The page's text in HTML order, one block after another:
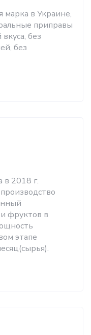
марка в Украине,
приправы
без
без
2018 г.
фруктов в
этапе